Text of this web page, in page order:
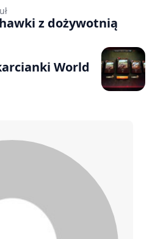
z dożywotnią
World